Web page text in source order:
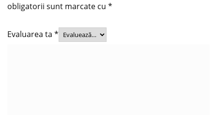
obligatorii sunt marcate cu *
Evaluarea ta *